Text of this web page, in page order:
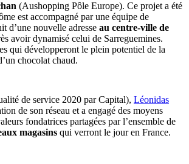
(Aushopping Pôle Europe). Ce projet a été
est accompagné par une équipe de
d’une nouvelle adresse au centre-ville de
avoir dynamisé celui de Sarreguemines.
qui développeront le plein potentiel de la
chocolat chaud.
de service 2020 par Capital), Léonidas
de son réseau et a engagé des moyens
fondatrices partagées par l’ensemble de
magasins qui verront le jour en France.